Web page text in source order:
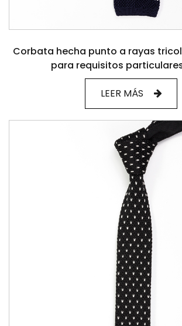
Corbata hecha punto a rayas
para requisitos particulares
LEER MÁS